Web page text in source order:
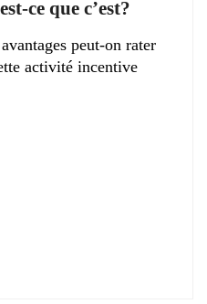
ce que c’est?
peut-on rater
activité incentive